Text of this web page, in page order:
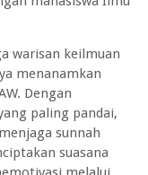
warisan keilmuan
menanamkan
Dengan
paling pandai,
sunnah
suasana